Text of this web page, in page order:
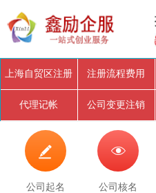
上海自贸区注册 注册流程费用
代理记帐 公司变更注销

公司起名

公司核名